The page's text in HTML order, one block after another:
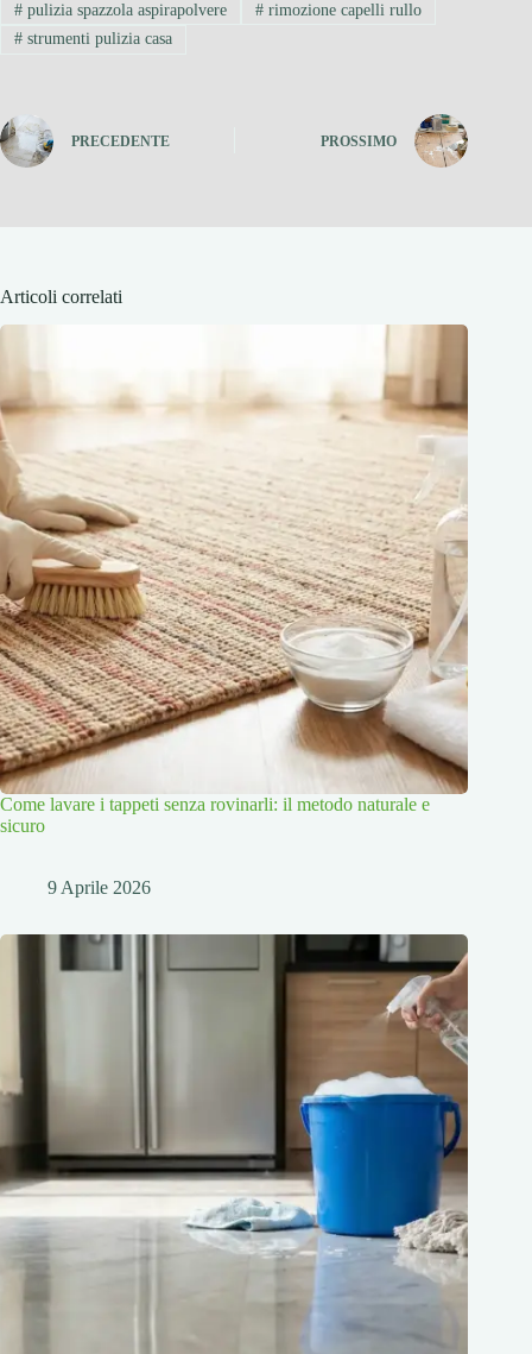
#pulizia spazzola aspirapolvere #rimozione capelli rullo
#strumenti pulizia casa
PRECEDENTE PROSSIMO
Articoli correlati
Come lavare i tappeti senza rovinarli: il metodo naturale e
sicuro
9 Aprile 2026